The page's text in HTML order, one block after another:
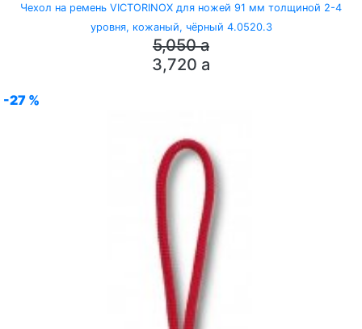
Чехол на ремень VICTORINOX для ножей 91 мм толщиной 2-4
уровня, кожаный, чёрный 4.0520.3
5,050a
3,720 a
-27 %